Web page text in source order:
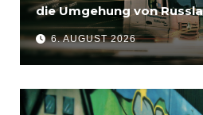
die Umgehung von
für Unternehmen
6. AUGUST 2026